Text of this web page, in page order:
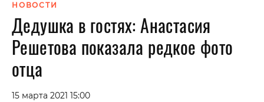
СПЕЦПРОЕКТЫ
ИНТЕРВЬЮ
ПОКОЛЕНИЕ
НОВОСТИ
Дедушка в гостях: Анастасия
Решетова показала редкое фото
отца
15 марта 2021 15:00